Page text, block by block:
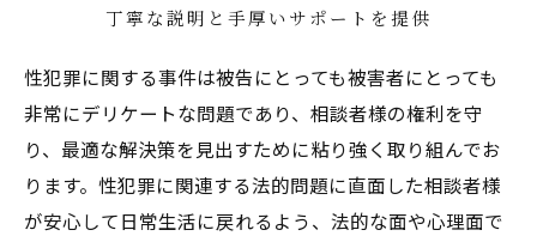
丁寧な説明と手厚いサポートを提供
性犯罪に関する事件は被告にとっても被害者にとっても
非常にデリケートな問題であり、相談者様の権利を守
り、最適な解決策を見出すために粘り強く取り組んでお
ります。性犯罪に関連する法的問題に直面した相談者様
が安心して日常生活に戻れるよう、法的な面や心理面で